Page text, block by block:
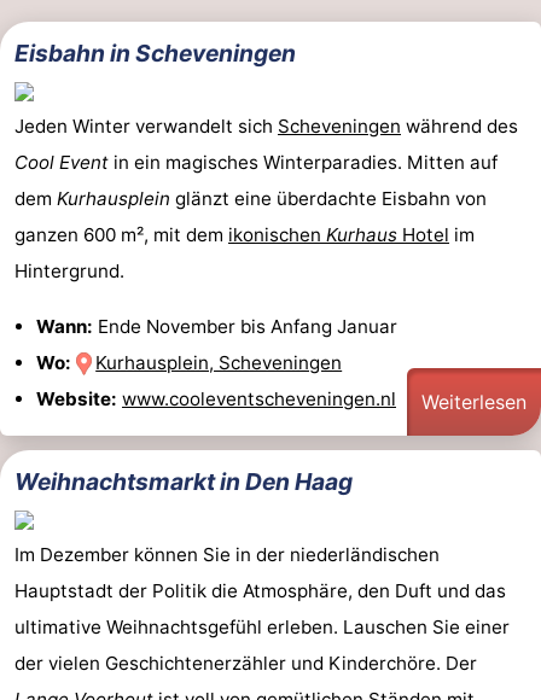
Eisbahn in Scheveningen
Jeden Winter verwandelt sich Scheveningen während des
Cool Event in ein magisches Winterparadies. Mitten auf
dem Kurhausplein glänzt eine überdachte Eisbahn von
ganzen 600 m², mit dem ikonischen Kurhaus Hotel im
Hintergrund.
Wann: Ende November bis Anfang Januar
Wo:
Kurhausplein, Scheveningen
Website: www.cooleventscheveningen.nl Weiterlesen
Weihnachtsmarkt in Den Haag
Im Dezember können Sie in der niederländischen
Hauptstadt der Politik die Atmosphäre, den Duft und das
ultimative Weihnachtsgefühl erleben. Lauschen Sie einer
der vielen Geschichtenerzähler und Kinderchöre. Der